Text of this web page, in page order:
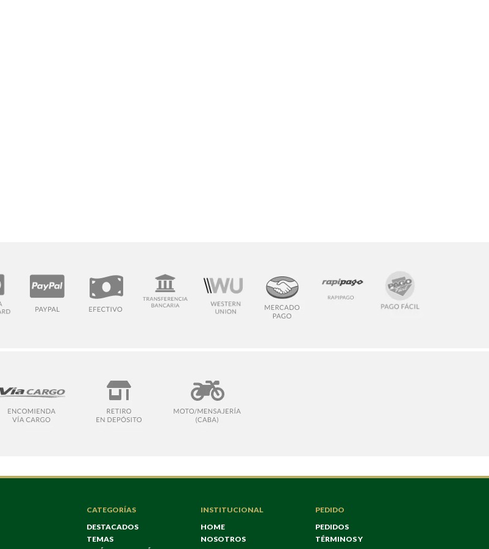
CATEGORÍAS
DESTACADOS
TEMAS
INSTITUCIONAL
HOME
NOSOTROS
PEDIDO
PEDIDOS
TÉRMINOS Y